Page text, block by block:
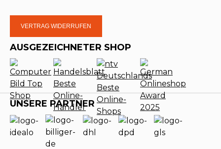
VERTRAG WIDERRUFEN
AUSGEZEICHNETER SHOP
UNSERE PARTNER